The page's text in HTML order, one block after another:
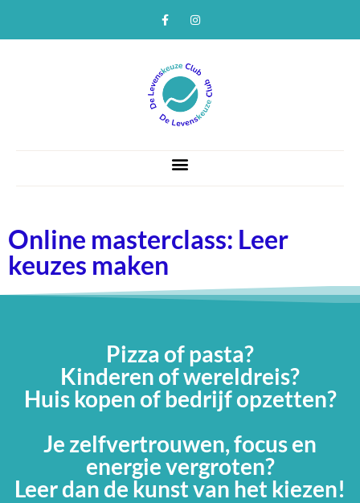
Online masterclass: Leer
keuzes maken
Pizza of pasta?
Kinderen of wereldreis?
Huis kopen of bedrijf opzetten?
Je zelfvertrouwen, focus en
energie vergroten?
Leer dan de kunst van het kiezen!